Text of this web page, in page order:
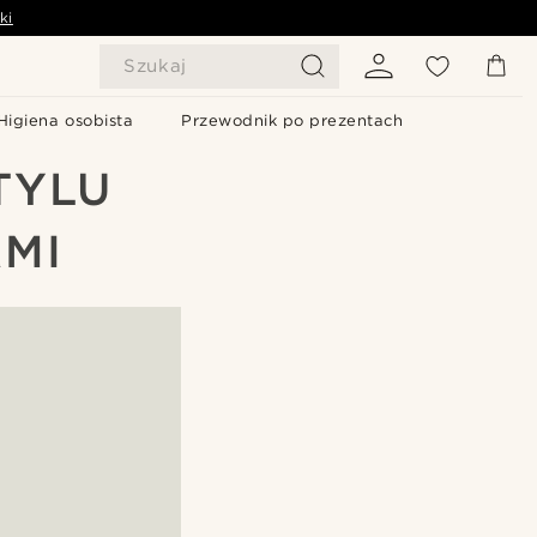
Szukaj
osobista Przewodnik po prezentach